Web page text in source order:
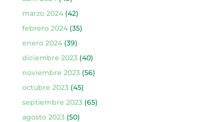
marzo 2024(42)
febrero 2024(35)
enero 2024(39)
diciembre 2023(40)
noviembre 2023(56)
octubre 2023(45)
septiembre 2023(65)
agosto 2023(50)